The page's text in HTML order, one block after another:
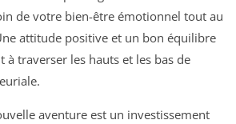
de votre bien-être émotionnel tout au
attitude positive et un bon équilibre
à traverser les hauts et les bas de
aventure est un investissement